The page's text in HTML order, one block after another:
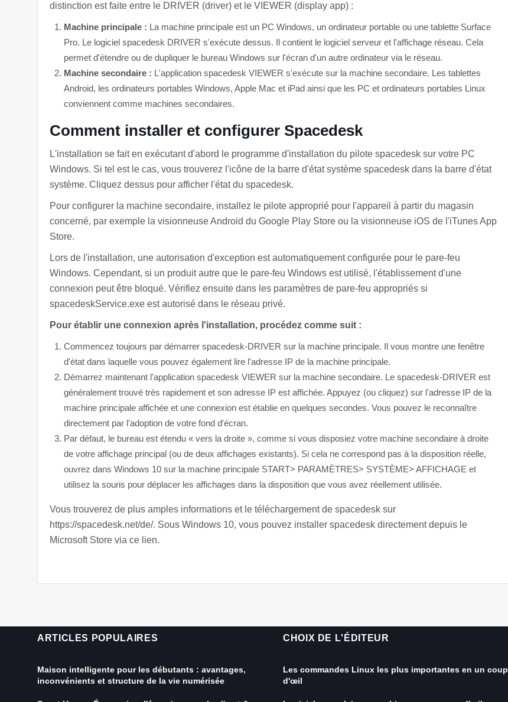
distinction est faite entre le DRIVER (driver) et le VIEWER (display app) :
Machine principale : La machine principale est un PC Windows, un ordinateur portable ou une tablette Surface
Pro. Le logiciel spacedesk DRIVER s'exécute dessus. Il contient le logiciel serveur et l'affichage réseau. Cela
permet d'étendre ou de dupliquer le bureau Windows sur l'écran d'un autre ordinateur via le réseau.
Machine secondaire : L'application spacedesk VIEWER s'exécute sur la machine secondaire. Les tablettes
Android, les ordinateurs portables Windows, Apple Mac et iPad ainsi que les PC et ordinateurs portables Linux
conviennent comme machines secondaires.
Comment installer et configurer Spacedesk
L'installation se fait en exécutant d'abord le programme d'installation du pilote spacedesk sur votre PC
Windows. Si tel est le cas, vous trouverez l'icône de la barre d'état système spacedesk dans la barre d'état
système. Cliquez dessus pour afficher l'état du spacedesk.
Pour configurer la machine secondaire, installez le pilote approprié pour l'appareil à partir du magasin
concerné, par exemple la visionneuse Android du Google Play Store ou la visionneuse iOS de l'iTunes App
Store.
Lors de l'installation, une autorisation d'exception est automatiquement configurée pour le pare-feu
Windows. Cependant, si un produit autre que le pare-feu Windows est utilisé, l'établissement d'une
connexion peut être bloqué. Vérifiez ensuite dans les paramètres de pare-feu appropriés si
spacedeskService.exe est autorisé dans le réseau privé.
Pour établir une connexion après l'installation, procédez comme suit :
Commencez toujours par démarrer spacedesk-DRIVER sur la machine principale. Il vous montre une fenêtre
d'état dans laquelle vous pouvez également lire l'adresse IP de la machine principale.
Démarrez maintenant l'application spacedesk VIEWER sur la machine secondaire. Le spacedesk-DRIVER est
généralement trouvé très rapidement et son adresse IP est affichée. Appuyez (ou cliquez) sur l'adresse IP de la
machine principale affichée et une connexion est établie en quelques secondes. Vous pouvez le reconnaître
directement par l'adoption de votre fond d'écran.
Par défaut, le bureau est étendu « vers la droite », comme si vous disposiez votre machine secondaire à droite
de votre affichage principal (ou de deux affichages existants). Si cela ne correspond pas à la disposition réelle,
ouvrez dans Windows 10 sur la machine principale START> PARAMÈTRES> SYSTÈME> AFFICHAGE et
utilisez la souris pour déplacer les affichages dans la disposition que vous avez réellement utilisée.
Vous trouverez de plus amples informations et le téléchargement de spacedesk sur
https://spacedesk.net/de/. Sous Windows 10, vous pouvez installer spacedesk directement depuis le
Microsoft Store via ce lien.
ARTICLES POPULAIRES
Maison intelligente pour les débutants : avantages,
inconvénients et structure de la vie numérisée
CHOIX DE L'ÉDITEUR
Les commandes Linux les plus importantes en un coup
d'œil